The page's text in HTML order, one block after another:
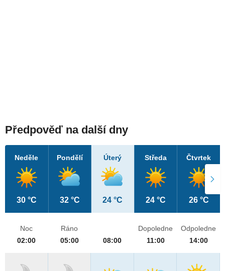
Předpověď na další dny
Neděle
30 °C
Pondělí
32 °C
Úterý
24 °C
Středa
24 °C
Čtvrtek
26 °C
Noc
02:00
Ráno
05:00
08:00
Dopoledne
11:00
Odpoledne
14:00